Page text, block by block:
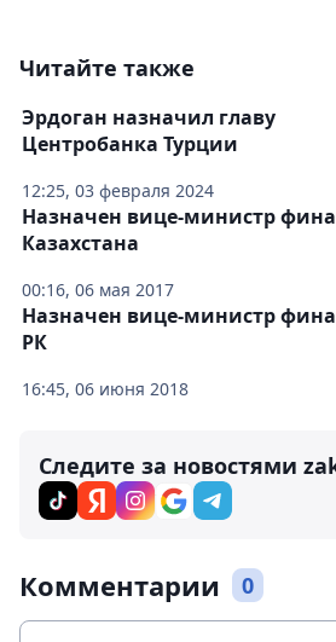
Читайте также
12:25, 03 февраля 2024
Эрдоган назначил главу
Центробанка Турции
00:16, 06 мая 2017
Назначен вице-министр
Казахстана
16:45, 06 июня 2018
Назначен вице-министр
РК
Следите за новостями
Комментарии 0